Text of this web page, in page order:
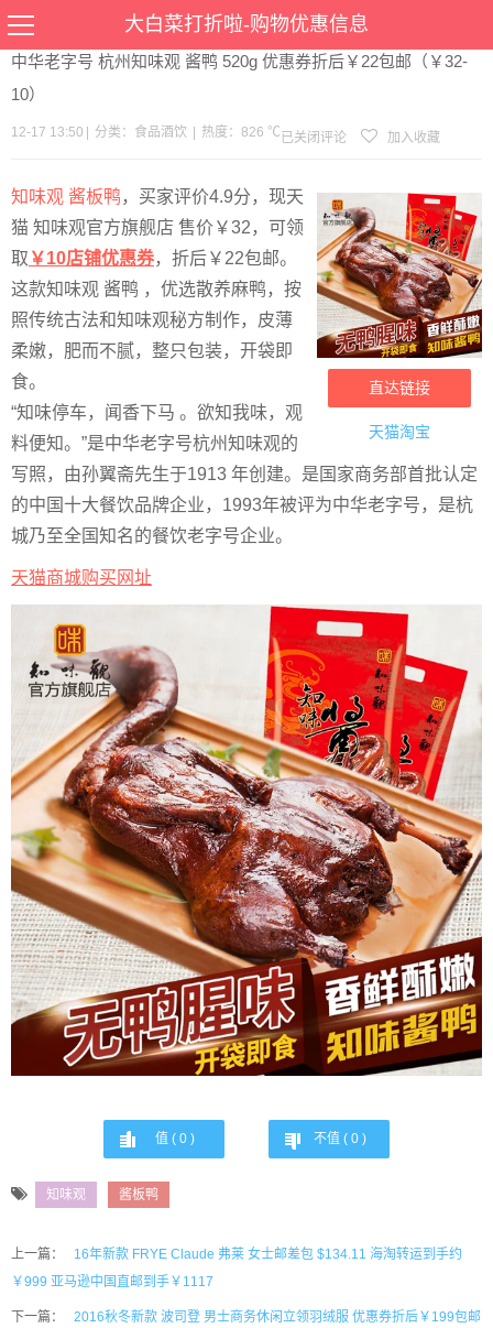
大白菜打折啦-购物优惠信息
当前位置： 优惠>食品酒饮>文章详情
中华老字号 杭州知味观 酱鸭 520g 优惠券折后￥22包邮（￥32-
10）
12-17 13:50 分类： 食品酒饮 热度：826 ℃ 已关闭评论 加入收藏
直达链接
天猫淘宝
知味观 酱板鸭 ，买家评价4.9分，现天
猫 知味观官方旗舰店 售价￥32，可领
取 ￥10店铺优惠券，折后￥22包邮。
这款知味观 酱鸭 ，优选散养麻鸭，按
照传统古法和知味观秘方制作，皮薄
柔嫩，肥而不腻，整只包装，开袋即
食。
“知味停车，闻香下马 。欲知我味，观
料便知。”是中华老字号杭州知味观的
写照，由孙翼斋先生于1913 年创建。是国家商务部首批认定
的中国十大餐饮品牌企业，1993年被评为中华老字号，是杭
城乃至全国知名的餐饮老字号企业。
天猫商城购买网址
值 ( 0 ) 不值 ( 0 )
知味观 酱板鸭
上一篇：
16年新款 FRYE Claude 弗莱 女士邮差包 $134.11 海淘转运到手约
￥999 亚马逊中国直邮到手￥1117
下一篇：
2016秋冬新款 波司登 男士商务休闲立领羽绒服 优惠券折后￥199包邮